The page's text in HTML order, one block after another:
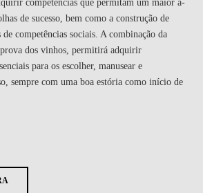
de sucesso, bem como a construção de
competências sociais. A combinação da
dos vinhos, permitirá adquirir
para os escolher, manusear e
sempre com uma boa estória como início de